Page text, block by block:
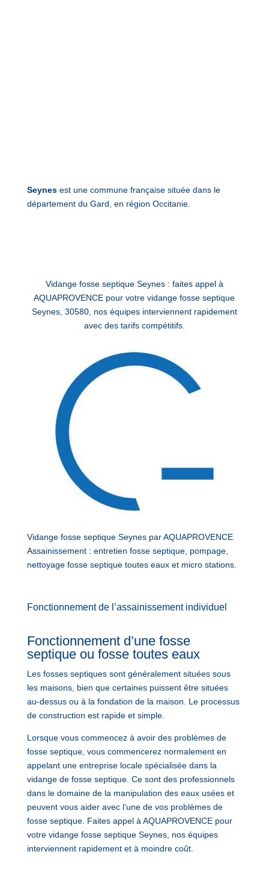
Seynesest une commune française située dans le
département du Gard, en région Occitanie.
Vidange fosse septique Seynes : faites appel à
AQUAPROVENCE pour votre vidange fosse septique
Seynes, 30580, nos équipes interviennent rapidement
avec des tarifs compétitifs.
Vidange fosse septique Seynes par AQUAPROVENCE
Assainissement : entretien fosse septique, pompage,
nettoyage fosse septique toutes eaux et micro stations.
Fonctionnement de l’assainissement individuel
Fonctionnement d’une fosse
septique ou fosse toutes eaux
Les fosses septiques sont généralement situées sous
les maisons, bien que certaines puissent être situées
au-dessus ou à la fondation de la maison. Le processus
de construction est rapide et simple.
Lorsque vous commencez à avoir des problèmes de
fosse septique, vous commencerez normalement en
appelant une entreprise locale spécialisée dans la
vidange de fosse septique. Ce sont des professionnels
dans le domaine de la manipulation des eaux usées et
peuvent vous aider avec l’une de vos problèmes de
fosse septique. Faites appel à AQUAPROVENCE pour
votre vidange fosse septique Seynes, nos équipes
interviennent rapidement et à moindre coût.